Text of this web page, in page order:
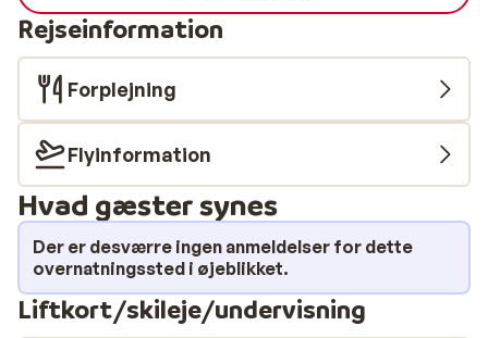
Rejseinformation
Forplejning
Flyinformation
Hvad gæster synes
Der er desværre ingen anmeldelser for dette
overnatningssted i øjeblikket.
Liftkort/skileje/undervisning